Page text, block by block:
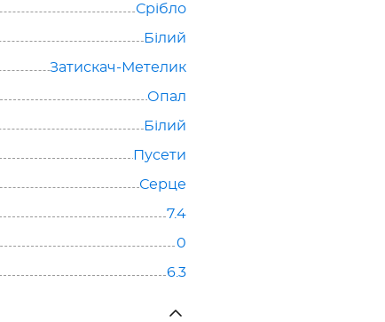
Срібло
Білий
Затискач-Метелик
Опал
Білий
Пусети
Серце
7.4
0
6.3